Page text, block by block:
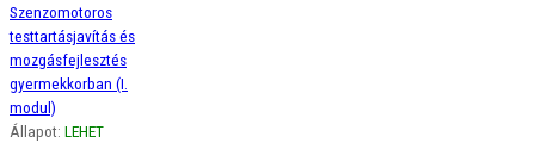
Szenzomotoros
testtartásjavítás és
mozgásfejlesztés
gyermekkorban (I.
modul)
Állapot: LEHET